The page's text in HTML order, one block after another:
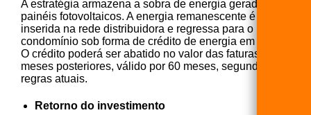
A estratégia armazena a sobra de energia gerada nos
painéis fotovoltaicos. A energia remanescente é
inserida na rede distribuidora e regressa para o
condomínio sob forma de crédito de energia em kW/h.
O crédito poderá ser abatido no valor das faturas nos
meses posteriores, válido por 60 meses, segundo as
regras atuais.
Retorno do investimento